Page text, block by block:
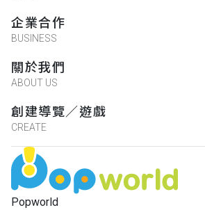
Popworld
企業合作
BUSINESS
關於我們
ABOUT US
創建導覽／遊戲
CREATE